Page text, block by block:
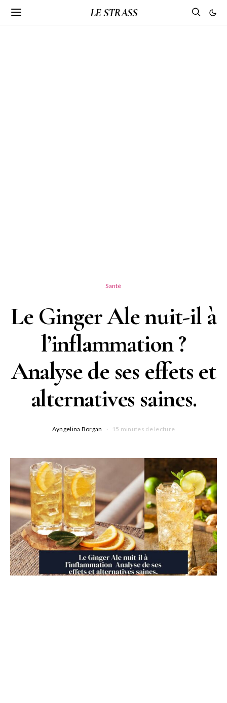
LE STRASS
Santé
Le Ginger Ale nuit-il à
l’inflammation ?
Analyse de ses effets et
alternatives saines.
Ayngelina Borgan 15 minutes de lecture